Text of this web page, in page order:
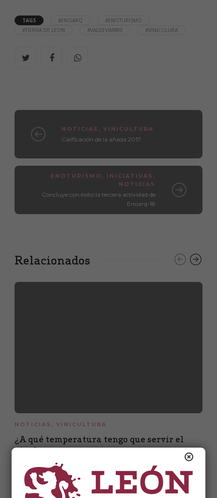
TAGS #ENOARQ
#ENOTURISMO
#TIERRA DE LEON
#VALDEVIMBRE #VINICULURA
NOTICIAS , VINICULTURA
Calificación de la añada 2017
ENOTURISMO , INICIATIVAS ,
NOTICIAS
Concluye con éxito la tercera actividad de
Enoarq-18
Relacionados
NOTICIAS , VINICULTURA
¿A qué temperatura tengo que servir el
vino?
22 de enero de 2018 1 min